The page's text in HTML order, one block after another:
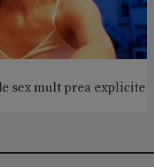
sex mult prea explicite